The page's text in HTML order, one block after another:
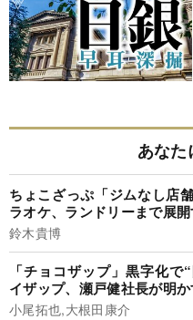
あなた
ちょこざっぷ「ジムなし店
ラオケ、ランドリーまで展
鈴木貴博
「チョコザップ」黒字化
イザップ、瀬戸健社長が明
小尾拓也,大根田康介